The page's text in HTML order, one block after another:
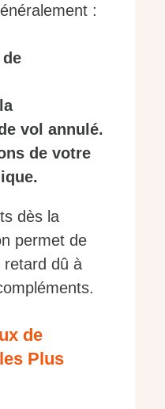
:
vol annulé.
de votre
dès la
permet de
retard dû à
de
Plus